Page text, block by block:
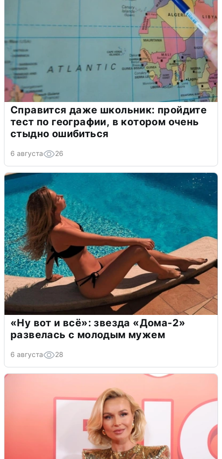
Справится даже школьник: пройдите
тест по географии, в котором очень
стыдно ошибиться
6 августа 26
«Ну вот и всё»: звезда «Дома-2»
развелась с молодым мужем
6 августа 28